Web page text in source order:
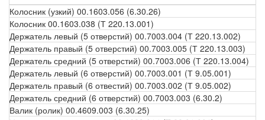
Колосник (узкий) 00.1603.056 (6.30.26)
Колосник 00.1603.038 (Т 220.13.001)
Держатель левый (5 отверстий) 00.7003.004 (Т 220.13.002)
Держатель правый (5 отверстий) 00.7003.005 (Т 220.13.003)
Держатель средний (5 отверстий) 00.7003.006 (Т 220.13.004)
Держатель левый (6 отверстий) 00.7003.001 (Т 9.05.001)
Держатель правый (6 отвестий) 00.7003.002 (Т 9.05.002)
Держатель средний (6 отверстий) 00.7003.003 (6.30.2)
Валик (ролик) 00.4609.003 (6.30.25)